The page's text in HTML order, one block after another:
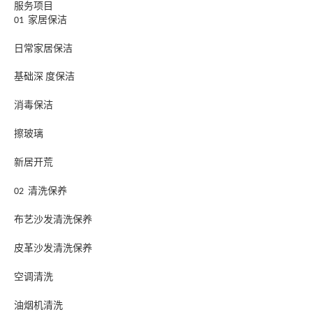
服务项目
01 家居保洁
日常家居保洁
基础深 度保洁
消毒保洁
擦玻璃
新居开荒
02 清洗保养
布艺沙发清洗保养
皮革沙发清洗保养
空调清洗
油烟机清洗